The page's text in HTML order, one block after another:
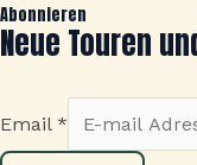
Abonnieren
Neue Touren
Email *